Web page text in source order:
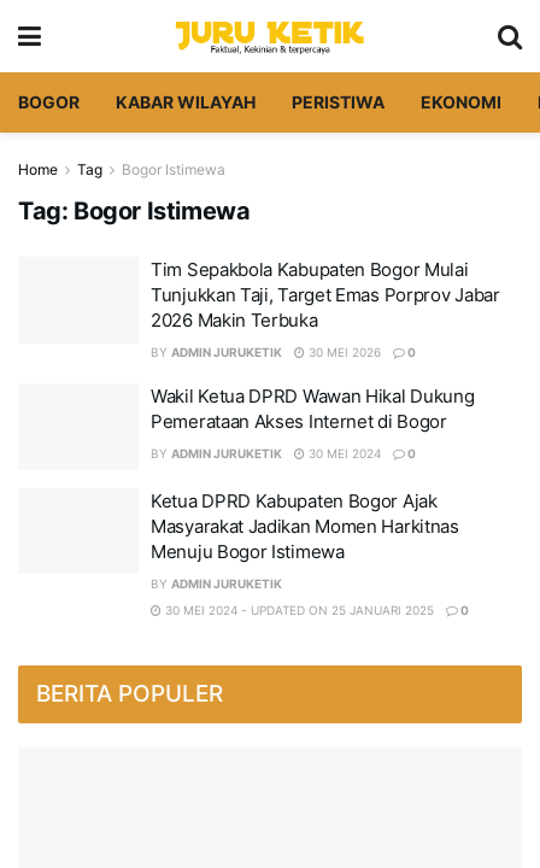
BOGOR KABAR WILAYAH PERISTIWA EKONOMI
Home Tag Bogor Istimewa
Tag: Bogor Istimewa
Tim Sepakbola Kabupaten Bogor Mulai
Tunjukkan Taji, Target Emas Porprov Jabar
2026 Makin Terbuka
BY ADMIN JURUKETIK 30 MEI 2026 0
Wakil Ketua DPRD Wawan Hikal Dukung
Pemerataan Akses Internet di Bogor
BY ADMIN JURUKETIK 30 MEI 2024 0
Ketua DPRD Kabupaten Bogor Ajak
Masyarakat Jadikan Momen Harkitnas
Menuju Bogor Istimewa
BY ADMIN JURUKETIK
30 MEI 2024 - UPDATED ON 25 JANUARI 2025
0
BERITA POPULER